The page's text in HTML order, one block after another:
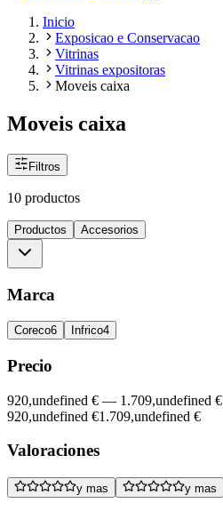
Inicio
Exposicao e Conservacao
Vitrinas
Vitrinas expositoras
Moveis caixa
Moveis caixa
Filtros
10 productos
Productos Accesorios
Marca
Coreco6 Infrico4
Precio
920,undefined € — 1.709,undefined €
920,undefined €1.709,undefined €
Valoraciones
y mas y mas